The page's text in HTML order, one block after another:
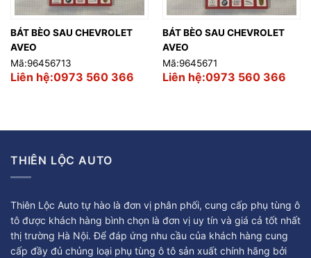
BÁT BÈO SAU CHEVROLET
AVEO
Mã:96456713
Liên hệ:0973 560 366
BÁT BÈO SAU CHEVROLET
AVEO
Mã:9645671
Liên hệ:0973 560 366
THIÊN LỘC AUTO
Thiên Lộc Auto tự hào là đơn vị phân phối, cung cấp phụ tùng ô
tô được khách hàng bình chọn là đơn vị uy tín và giá cả tốt nhất
thị trường Hà Nội. Để đáp ứng nhu cầu của khách hàng cung
cấp đầy đủ chủng loại phụ tùng ô tô sản xuất chính hãng bởi